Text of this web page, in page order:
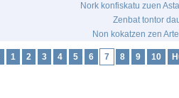
Nork konfiskatu zuen
Zenbat tontor
Non kokatzen zen
1 2 3 4 5 6 7 8 9 10